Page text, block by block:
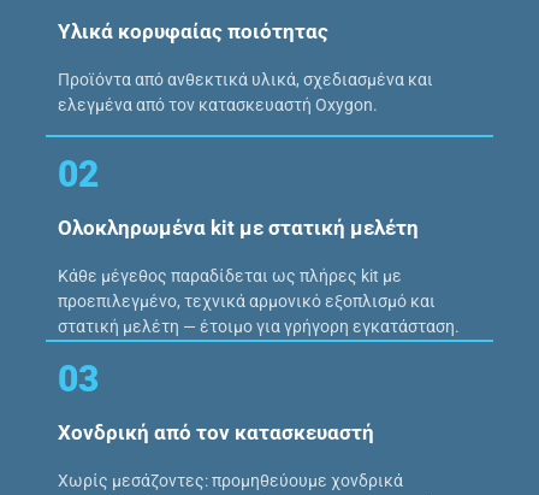
Υλικά κορυφαίας ποιότητας
Προϊόντα από ανθεκτικά υλικά, σχεδιασμένα και
ελεγμένα από τον κατασκευαστή Oxygon.
02
Ολοκληρωμένα kit με στατική μελέτη
Κάθε μέγεθος παραδίδεται ως πλήρες kit με
προεπιλεγμένο, τεχνικά αρμονικό εξοπλισμό και
στατική μελέτη — έτοιμο για γρήγορη εγκατάσταση.
03
Χονδρική από τον κατασκευαστή
Χωρίς μεσάζοντες: προμηθεύουμε χονδρικά